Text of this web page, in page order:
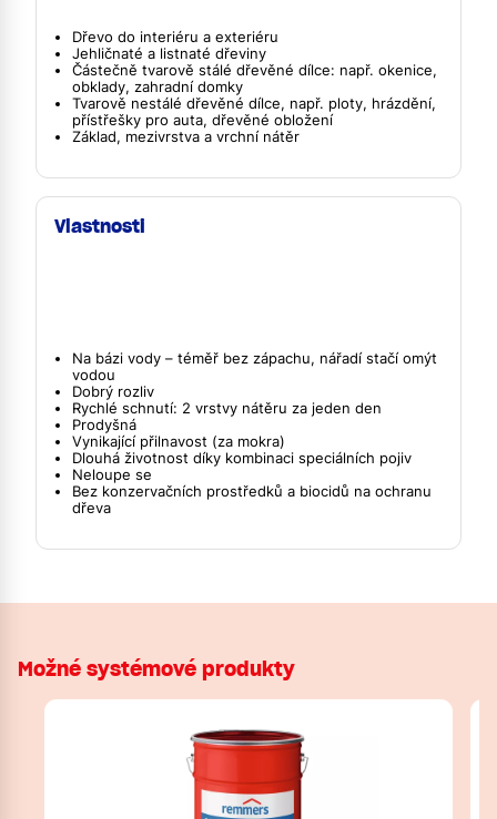
Dřevo do interiéru a exteriéru
Jehličnaté a listnaté dřeviny
Částečně tvarově stálé dřevěné dílce: např. okenice,
obklady, zahradní domky
Tvarově nestálé dřevěné dílce, např. ploty, hrázdění,
přístřešky pro auta, dřevěné obložení
Základ, mezivrstva a vrchní nátěr
Vlastnosti
Na bázi vody – téměř bez zápachu, nářadí stačí omýt
vodou
Dobrý rozliv
Rychlé schnutí: 2 vrstvy nátěru za jeden den
Prodyšná
Vynikající přilnavost (za mokra)
Dlouhá životnost díky kombinaci speciálních pojiv
Neloupe se
Bez konzervačních prostředků a biocidů na ochranu
dřeva
Možné systémové produkty